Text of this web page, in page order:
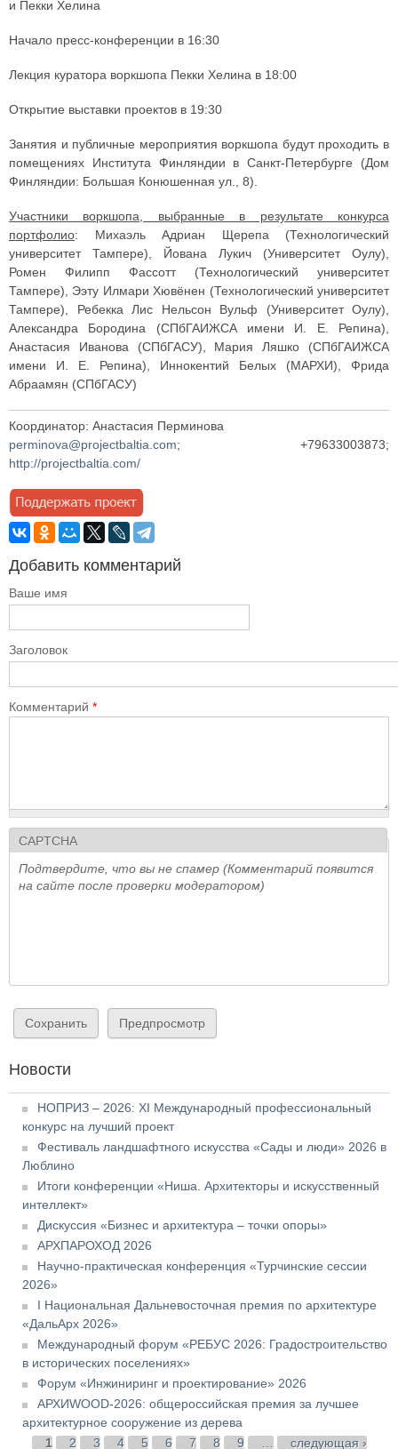
и Пекки Хелина
Начало пресс-конференции в 16:30
Лекция куратора воркшопа Пекки Хелина в 18:00
Открытие выставки проектов в 19:30
Занятия и публичные мероприятия воркшопа будут проходить в
помещениях Института Финляндии в Санкт-Петербурге (Дом
Финляндии: Большая Конюшенная ул., 8).
Участники воркшопа, выбранные в результате конкурса
портфолио: Михаэль Адриан Щерепа (Технологический
университет Тампере), Йована Лукич (Университет Оулу),
Ромен Филипп Фассотт (Технологический университет
Тампере), Ээту Илмари Хювёнен (Технологический университет
Тампере), Ребекка Лис Нельсон Вульф (Университет Оулу),
Александра Бородина (СПбГАИЖСА имени И. Е. Репина),
Анастасия Иванова (СПбГАСУ), Мария Ляшко (СПбГАИЖСА
имени И. Е. Репина), Иннокентий Белых (МАРХИ), Фрида
Абраамян (СПбГАСУ)
Координатор: Анастасия Перминова
perminova@projectbaltia.com; +79633003873;
http://projectbaltia.com/
Добавить комментарий
Ваше имя
Заголовок
Комментарий *
CAPTCHA
Подтвердите, что вы не спамер (Комментарий появится
на сайте после проверки модератором)
Новости
НОПРИЗ – 2026: XI Международный профессиональный
конкурс на лучший проект
Фестиваль ландшафтного искусства «Сады и люди» 2026 в
Люблино
Итоги конференции «Ниша. Архитекторы и искусственный
интеллект»
Дискуссия «Бизнес и архитектура – точки опоры»
АРХПАРОХОД 2026
Научно-практическая конференция «Турчинские сессии
2026»
I Национальная Дальневосточная премия по архитектуре
«ДальАрх 2026»
Международный форум «РЕБУС 2026: Градостроительство
в исторических поселениях»
Форум «Инжиниринг и проектирование» 2026
АРХИWOOD-2026: общероссийская премия за лучшее
архитектурное сооружение из дерева
Страницы
1 2 3 4 5 6 7 8 9
следующая ›